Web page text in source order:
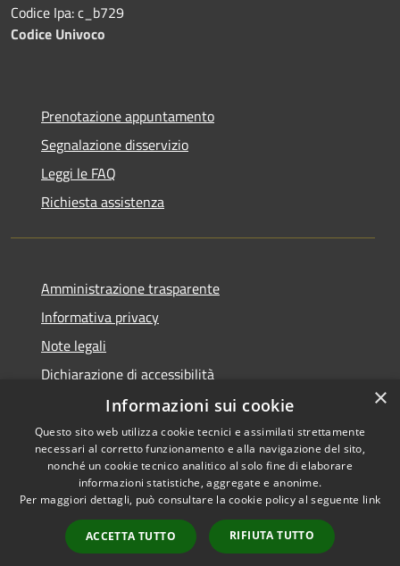
Codice Ipa: c_b729
Codice Univoco
Prenotazione appuntamento
Segnalazione disservizio
Leggi le FAQ
Richiesta assistenza
Amministrazione trasparente
Informativa privacy
Note legali
Dichiarazione di accessibilità
Accessibilità
Privacy
Mappa del sito
×
Informazioni sui cookie
Questo sito web utilizza cookie tecnici e assimilati strettamente
necessari al corretto funzionamento e alla navigazione del sito,
nonché un cookie tecnico analitico al solo fine di elaborare
informazioni statistiche, aggregate e anonime.
Per maggiori dettagli, può consultare la cookie policy al seguente link
ACCETTA TUTTO RIFIUTA TUTTO